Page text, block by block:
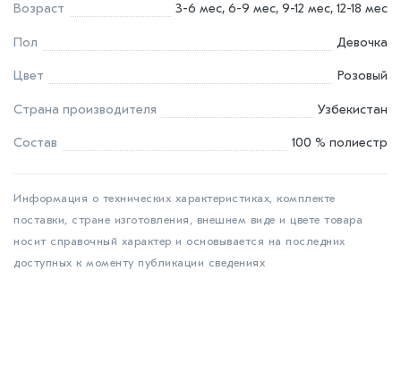
Возраст 3-6 мес, 6-9 мес, 9-12 мес, 12-18 мес
Пол Девочка
Цвет Розовый
Страна производителя Узбекистан
Состав 100 % полиестр
Информация о технических характеристиках, комплекте
поставки, стране изготовления, внешнем виде и цвете товара
носит справочный характер и основывается на последних
доступных к моменту публикации сведениях